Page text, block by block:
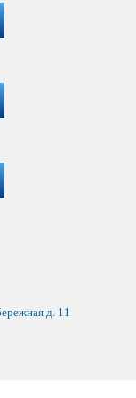
д. 11